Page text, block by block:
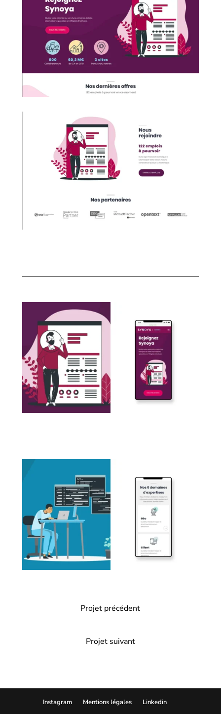
Projet précédent
Projet suivant
Instagram Mentions légales Linkedin